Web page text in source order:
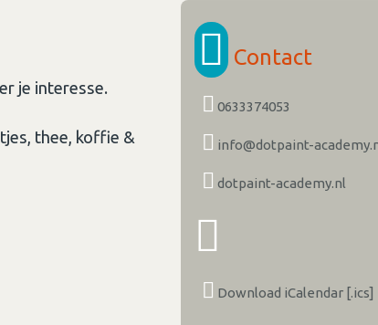
je interesse.
thee, koffie &
Contact
0633374053
info@dotpaint-
dotpaint-academy.nl
Download iCalendar [.ics]